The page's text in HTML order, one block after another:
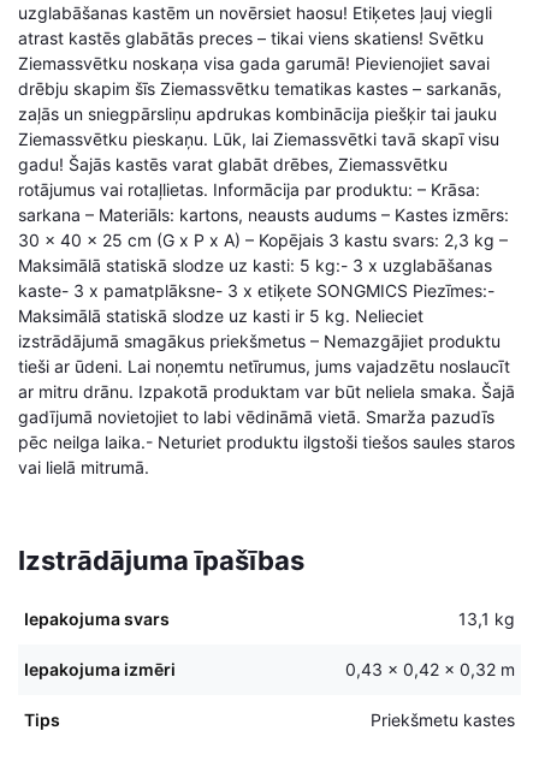
uzglabāšanas kastēm un novērsiet haosu! Etiķetes ļauj viegli
atrast kastēs glabātās preces – tikai viens skatiens! Svētku
Ziemassvētku noskaņa visa gada garumā! Pievienojiet savai
drēbju skapim šīs Ziemassvētku tematikas kastes – sarkanās,
zaļās un sniegpārsliņu apdrukas kombinācija piešķir tai jauku
Ziemassvētku pieskaņu. Lūk, lai Ziemassvētki tavā skapī visu
gadu! Šajās kastēs varat glabāt drēbes, Ziemassvētku
rotājumus vai rotaļlietas. Informācija par produktu: – Krāsa:
sarkana – Materiāls: kartons, neausts audums – Kastes izmērs:
30 x 40 x 25 cm (G x P x A) – Kopējais 3 kastu svars: 2,3 kg –
Maksimālā statiskā slodze uz kasti: 5 kg:- 3 x uzglabāšanas
kaste- 3 x pamatplāksne- 3 x etiķete SONGMICS Piezīmes:-
Maksimālā statiskā slodze uz kasti ir 5 kg. Nelieciet
izstrādājumā smagākus priekšmetus – Nemazgājiet produktu
tieši ar ūdeni. Lai noņemtu netīrumus, jums vajadzētu noslaucīt
ar mitru drānu. Izpakotā produktam var būt neliela smaka. Šajā
gadījumā novietojiet to labi vēdināmā vietā. Smarža pazudīs
pēc neilga laika.- Neturiet produktu ilgstoši tiešos saules staros
vai lielā mitrumā.
Izstrādājuma īpašības
Iepakojuma svars 13,1 kg
Iepakojuma izmēri 0,43 × 0,42 × 0,32 m
Tips Priekšmetu kastes